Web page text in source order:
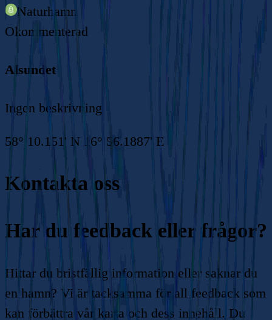
Naturhamn
Okommenterad
Alsundet
Ingen beskrivning
58° 10.151' N 16° 56.1887' E
Kontakta oss
Har du feedback eller frågor?
Hittar du bristfällig information eller saknar du
en hamn? Vi är tacksamma för all feedback som
kan förbättra vår karta och dess innehåll. Du